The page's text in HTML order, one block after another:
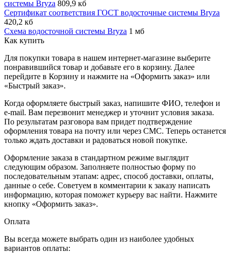
системы Bryza 809,9 кб
Сертификат соответствия ГОСТ водосточные системы Bryza
420,2 кб
Схема водосточной системы Bryza 1 мб
Как купить
Для покупки товара в нашем интернет-магазине выберите
понравившийся товар и добавьте его в корзину. Далее
перейдите в Корзину и нажмите на «Оформить заказ» или
«Быстрый заказ».
Когда оформляете быстрый заказ, напишите ФИО, телефон и
e-mail. Вам перезвонит менеджер и уточнит условия заказа.
По результатам разговора вам придет подтверждение
оформления товара на почту или через СМС. Теперь останется
только ждать доставки и радоваться новой покупке.
Оформление заказа в стандартном режиме выглядит
следующим образом. Заполняете полностью форму по
последовательным этапам: адрес, способ доставки, оплаты,
данные о себе. Советуем в комментарии к заказу написать
информацию, которая поможет курьеру вас найти. Нажмите
кнопку «Оформить заказ».
Оплата
Вы всегда можете выбрать один из наиболее удобных
вариантов оплаты: